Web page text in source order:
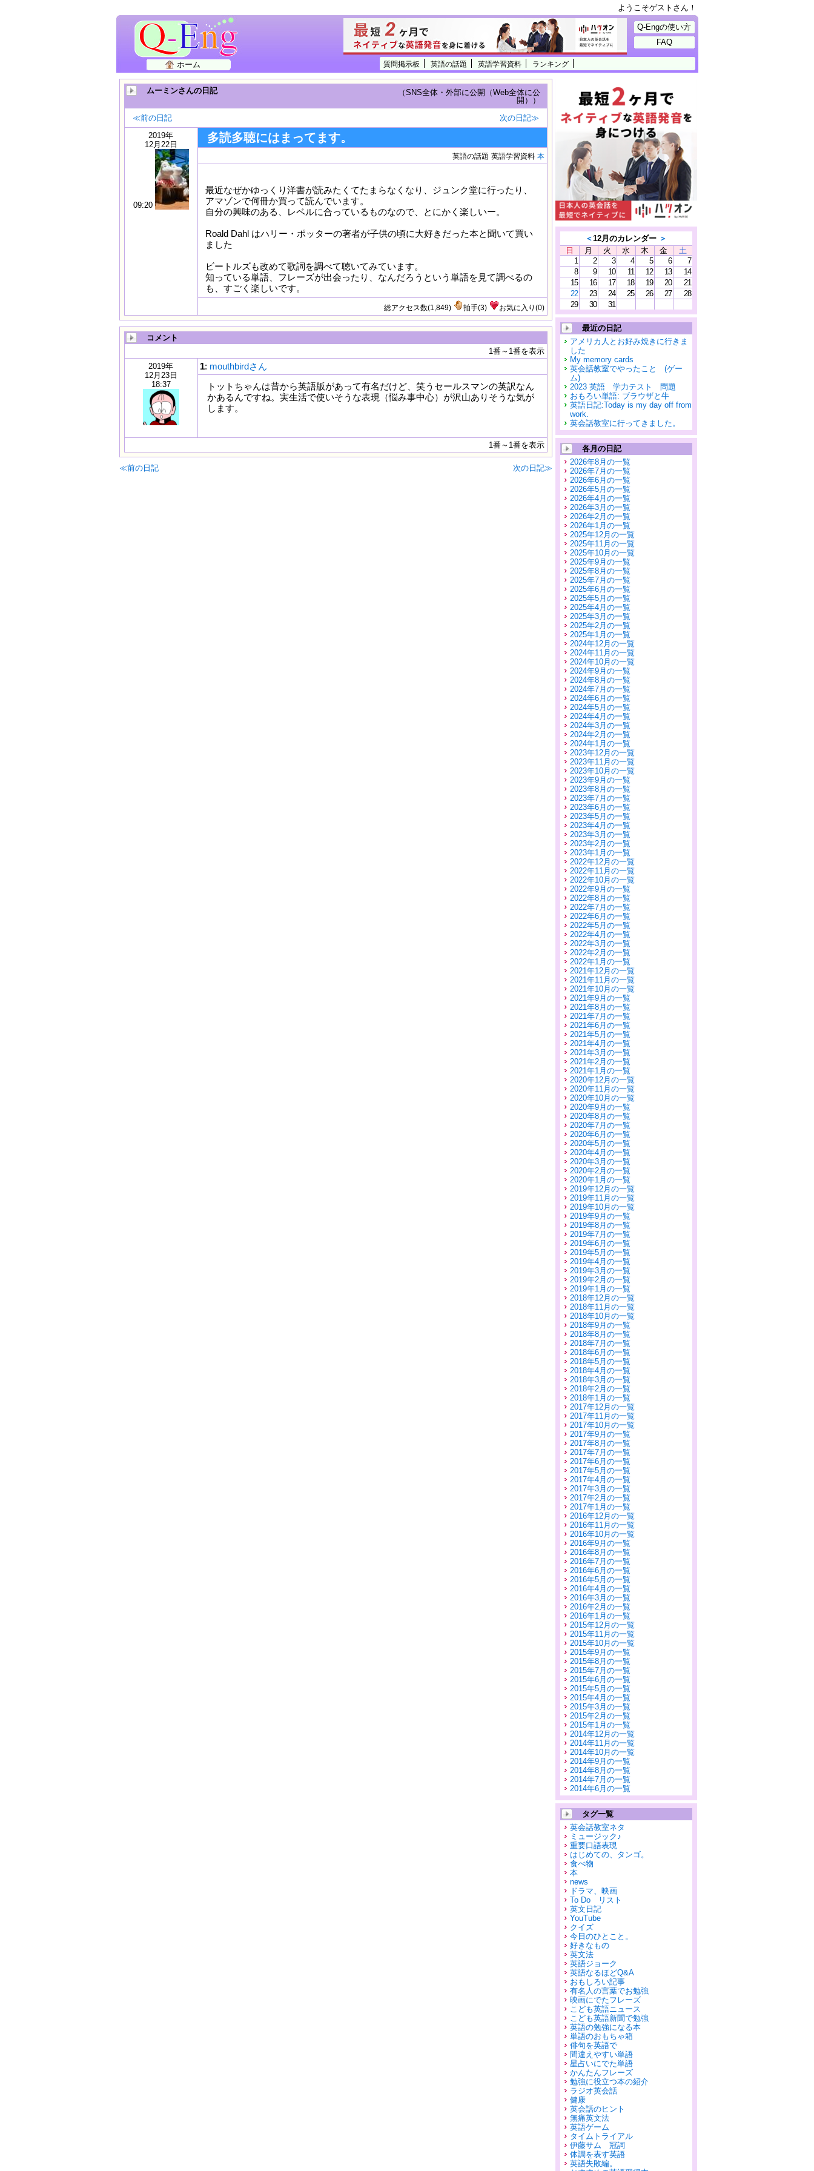
ようこそゲストさん！
質問掲示板 英語の話題 英語学習資料 ランキング
ホーム
Q-Engの使い方
FAQ
ムーミンさんの日記
（SNS全体・外部に公開（Web全体に公
開））
≪前の日記
次の日記≫
2019年
12月22日
09:20
多読多聴にはまってます。
英語の話題 英語学習資料 本
最近なぜかゆっくり洋書が読みたくてたまらなくなり、ジュンク堂に行ったり、
アマゾンで何冊か買って読んでいます。
自分の興味のある、レベルに合っているものなので、とにかく楽しいー。
Roald Dahl はハリー・ポッターの著者が子供の頃に大好きだった本と聞いて買い
ました
ビートルズも改めて歌詞を調べて聴いてみています。
知っている単語、フレーズが出会ったり、なんだろうという単語を見て調べるの
も、すごく楽しいです。
総アクセス数(1,849) 拍手(3) お気に入り (0)
コメント
1番～1番を表示
2019年
12月23日
18:37
1: mouthbirdさん
トットちゃんは昔から英語版があって有名だけど、笑うセールスマンの英訳なん
かあるんですね。実生活で使いそうな表現（悩み事中心）が沢山ありそうな気が
します。
1番～1番を表示
≪前の日記 次の日記≫
＜12月のカレンダー ＞
日
月 火 水 木 金
土
1
2 3 4 5 6
7
8
9 10 11 12 13
14
15
16 17 18 19 20
21
22
23 24 25 26 27
28
29
30 31
最近の日記
アメリカ人とお好み焼きに行きま
した
My memory cards
英会話教室でやったこと (ゲー
ム)
2023 英語 学力テスト 問題
おもろい単語: ブラウザと牛
英語日記:Today is my day off from
work.
英会話教室に行ってきました。
各月の日記
2026年8月の一覧
2026年7月の一覧
2026年6月の一覧
2026年5月の一覧
2026年4月の一覧
2026年3月の一覧
2026年2月の一覧
2026年1月の一覧
2025年12月の一覧
2025年11月の一覧
2025年10月の一覧
2025年9月の一覧
2025年8月の一覧
2025年7月の一覧
2025年6月の一覧
2025年5月の一覧
2025年4月の一覧
2025年3月の一覧
2025年2月の一覧
2025年1月の一覧
2024年12月の一覧
2024年11月の一覧
2024年10月の一覧
2024年9月の一覧
2024年8月の一覧
2024年7月の一覧
2024年6月の一覧
2024年5月の一覧
2024年4月の一覧
2024年3月の一覧
2024年2月の一覧
2024年1月の一覧
2023年12月の一覧
2023年11月の一覧
2023年10月の一覧
2023年9月の一覧
2023年8月の一覧
2023年7月の一覧
2023年6月の一覧
2023年5月の一覧
2023年4月の一覧
2023年3月の一覧
2023年2月の一覧
2023年1月の一覧
2022年12月の一覧
2022年11月の一覧
2022年10月の一覧
2022年9月の一覧
2022年8月の一覧
2022年7月の一覧
2022年6月の一覧
2022年5月の一覧
2022年4月の一覧
2022年3月の一覧
2022年2月の一覧
2022年1月の一覧
2021年12月の一覧
2021年11月の一覧
2021年10月の一覧
2021年9月の一覧
2021年8月の一覧
2021年7月の一覧
2021年6月の一覧
2021年5月の一覧
2021年4月の一覧
2021年3月の一覧
2021年2月の一覧
2021年1月の一覧
2020年12月の一覧
2020年11月の一覧
2020年10月の一覧
2020年9月の一覧
2020年8月の一覧
2020年7月の一覧
2020年6月の一覧
2020年5月の一覧
2020年4月の一覧
2020年3月の一覧
2020年2月の一覧
2020年1月の一覧
2019年12月の一覧
2019年11月の一覧
2019年10月の一覧
2019年9月の一覧
2019年8月の一覧
2019年7月の一覧
2019年6月の一覧
2019年5月の一覧
2019年4月の一覧
2019年3月の一覧
2019年2月の一覧
2019年1月の一覧
2018年12月の一覧
2018年11月の一覧
2018年10月の一覧
2018年9月の一覧
2018年8月の一覧
2018年7月の一覧
2018年6月の一覧
2018年5月の一覧
2018年4月の一覧
2018年3月の一覧
2018年2月の一覧
2018年1月の一覧
2017年12月の一覧
2017年11月の一覧
2017年10月の一覧
2017年9月の一覧
2017年8月の一覧
2017年7月の一覧
2017年6月の一覧
2017年5月の一覧
2017年4月の一覧
2017年3月の一覧
2017年2月の一覧
2017年1月の一覧
2016年12月の一覧
2016年11月の一覧
2016年10月の一覧
2016年9月の一覧
2016年8月の一覧
2016年7月の一覧
2016年6月の一覧
2016年5月の一覧
2016年4月の一覧
2016年3月の一覧
2016年2月の一覧
2016年1月の一覧
2015年12月の一覧
2015年11月の一覧
2015年10月の一覧
2015年9月の一覧
2015年8月の一覧
2015年7月の一覧
2015年6月の一覧
2015年5月の一覧
2015年4月の一覧
2015年3月の一覧
2015年2月の一覧
2015年1月の一覧
2014年12月の一覧
2014年11月の一覧
2014年10月の一覧
2014年9月の一覧
2014年8月の一覧
2014年7月の一覧
2014年6月の一覧
タグ一覧
英会話教室ネタ
ミュージック♪
重要口語表現
はじめての、タンゴ。
食べ物
本
news
ドラマ、映画
To Do リスト
英文日記
YouTube
クイズ
今日のひとこと。
好きなもの
英文法
英語ジョーク
英語なるほどQ&A
おもしろい記事
有名人の言葉でお勉強
映画にでたフレーズ
こども英語ニュース
こども英語新聞で勉強
英語の勉強になる本
単語のおもちゃ箱
俳句を英語で
間違えやすい単語
星占いにでた単語
かんたんフレーズ
勉強に役立つ本の紹介
ラジオ英会話
健康
英会話のヒント
無痛英文法
英語ゲーム
タイムトライアル
伊藤サム 冠詞
体調を表す英語
英語失敗編。